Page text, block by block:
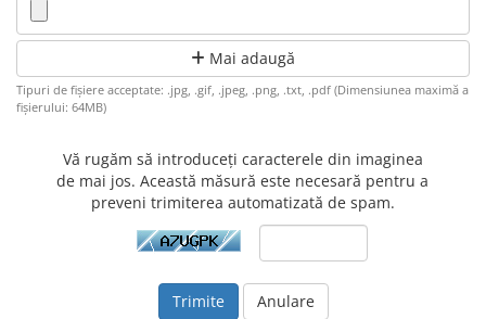
Mai adaugă
Tipuri de fișiere acceptate: .jpg, .gif, .jpeg, .png, .txt, .pdf (Dimensiunea maximă a
fișierului: 64MB)
Vă rugăm să introduceți caracterele din imaginea
de mai jos. Această măsură este necesară pentru a
preveni trimiterea automatizată de spam.
Anulare